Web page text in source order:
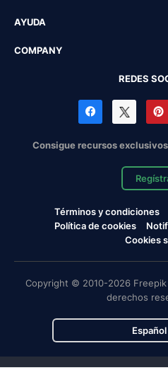
AYUDA
COMPANY
REDES
Consigue recursos
Términos y condiciones
Política de cookies
Cookies
Copyright © 2010-2026 Freepik
derechos
Español